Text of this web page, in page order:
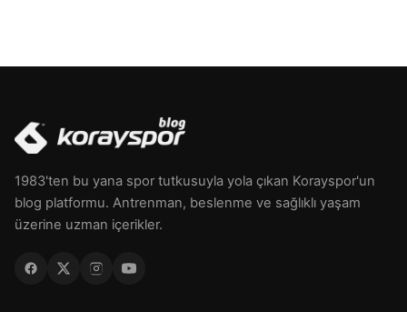
1983'ten bu yana spor tutkusuyla yola çıkan Korayspor'un
blog platformu. Antrenman, beslenme ve sağlıklı yaşam
üzerine uzman içerikler.